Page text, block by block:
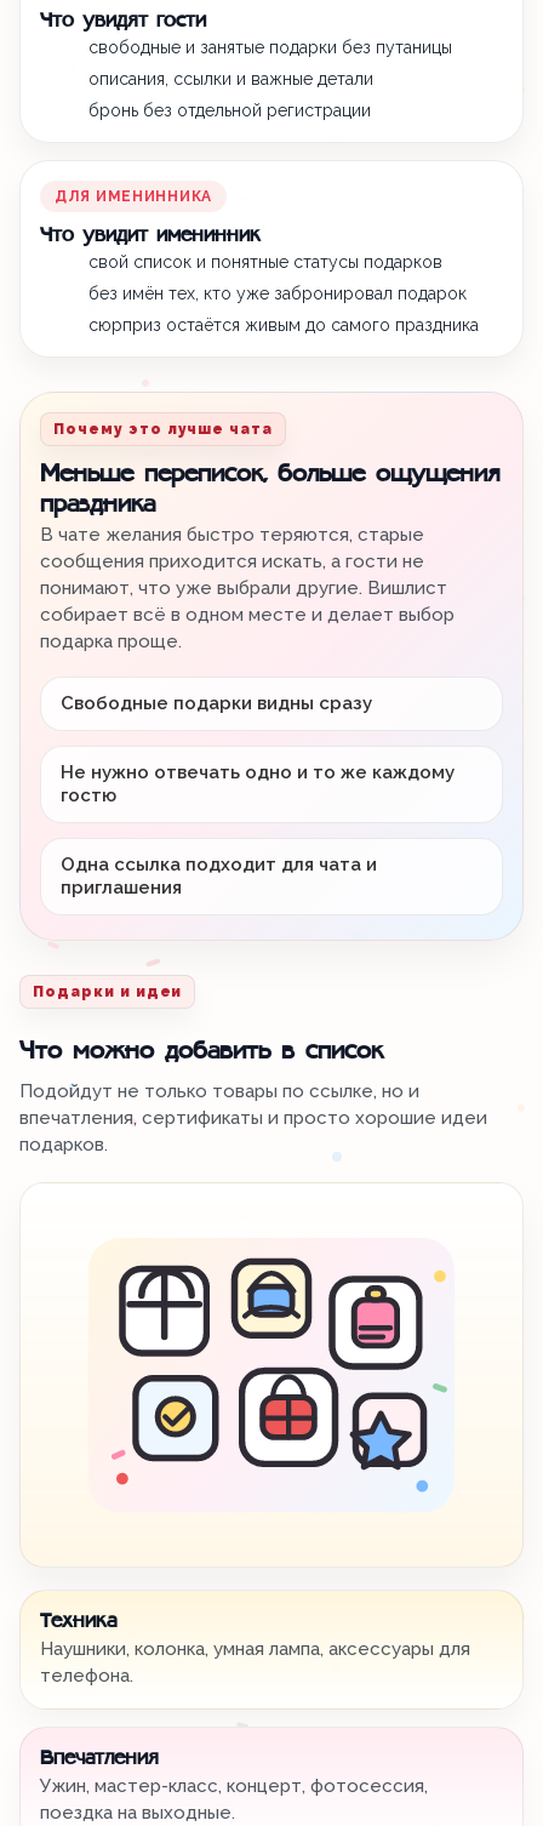
Что увидят гости
свободные и занятые подарки без путаницы
описания, ссылки и важные детали
бронь без отдельной регистрации
ДЛЯ ИМЕНИННИКА
Что увидит именинник
свой список и понятные статусы подарков
без имён тех, кто уже забронировал подарок
сюрприз остаётся живым до самого праздника
Почему это лучше чата
Меньше переписок, больше ощущения
праздника
В чате желания быстро теряются, старые
сообщения приходится искать, а гости не
понимают, что уже выбрали другие. Вишлист
собирает всё в одном месте и делает выбор
подарка проще.
Свободные подарки видны сразу
Не нужно отвечать одно и то же каждому
гостю
Одна ссылка подходит для чата и
приглашения
Подарки и идеи
Что можно добавить в список
Подойдут не только товары по ссылке, но и
впечатления, сертификаты и просто хорошие идеи
подарков.
Техника
Наушники, колонка, умная лампа, аксессуары для
телефона.
Впечатления
Ужин, мастер-класс, концерт, фотосессия,
поездка на выходные.